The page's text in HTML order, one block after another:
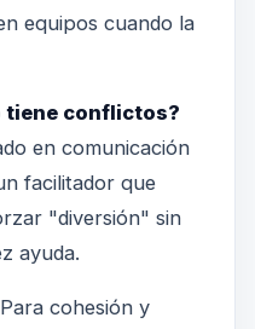
equipos cuando la
tiene conflictos?
en comunicación
facilitador que
"diversión" sin
ayuda.
Para cohesión y